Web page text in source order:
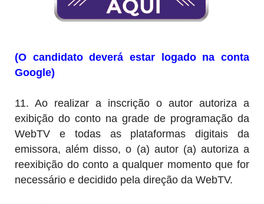
(O candidato deverá estar logado na conta
Google)
11. Ao realizar a inscrição o autor autoriza a
exibição do conto na grade de programação da
WebTV e todas as plataformas digitais da
emissora, além disso, o (a) autor (a) autoriza a
reexibição do conto a qualquer momento que for
necessário e decidido pela direção da WebTV.